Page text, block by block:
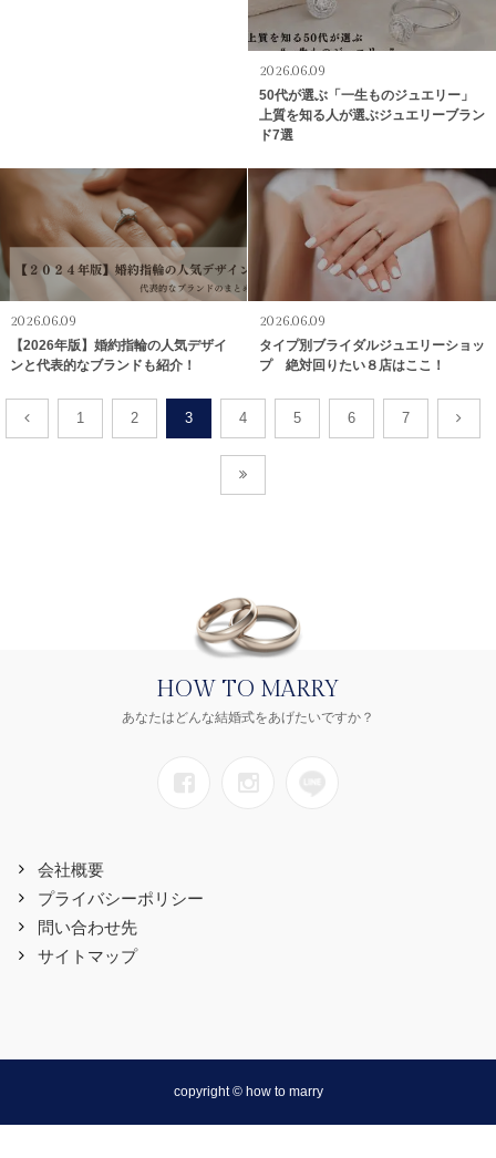
2026.06.09
50代が選ぶ「一生ものジュエリー」
上質を知る人が選ぶジュエリーブラン
ド7選
2026.06.09
【2026年版】婚約指輪の人気デザイ
ンと代表的なブランドも紹介！
2026.06.09
タイプ別ブライダルジュエリーショッ
プ 絶対回りたい８店はここ！
1 2 3 4 5 6 7
HOW TO MARRY
あなたはどんな結婚式をあげたいですか？
会社概要
プライバシーポリシー
問い合わせ先
サイトマップ
copyright © how to marry